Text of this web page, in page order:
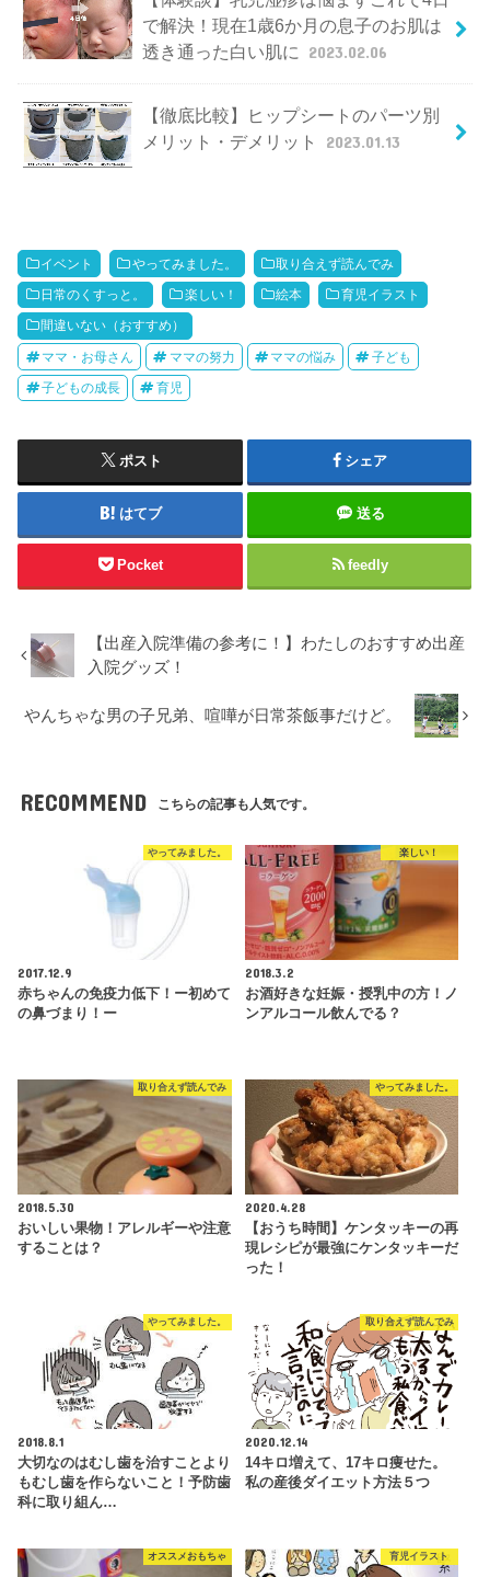
で解決！現在1歳6か月の息子のお肌は
透き通った白い肌に
2023.02.06
【徹底比較】ヒップシートのパーツ別
メリット・デメリット
2023.01.13
イベント やってみました。 取り合えず読んでみ
日常のくすっと。 楽しい！ 絵本 育児イラスト
間違いない（おすすめ）
ママ・お母さん ママの努力 ママの悩み 子ども
子どもの成長 育児
ポスト シェア
はてブ 送る
Pocket feedly
【出産入院準備の参考に！】わたしのおすすめ出産
入院グッズ！
やんちゃな男の子兄弟、喧嘩が日常茶飯事だけど。
RECOMMEND こちらの記事も人気です。
やってみました。
2017.12.9
赤ちゃんの免疫力低下！ー初めて
の鼻づまり！ー
楽しい！
2018.3.2
お酒好きな妊娠・授乳中の方！ノ
ンアルコール飲んでる？
取り合えず読んでみ
2018.5.30
おいしい果物！アレルギーや注意
することは？
やってみました。
2020.4.28
【おうち時間】ケンタッキーの再
現レシピが最強にケンタッキーだ
った！
やってみました。
2018.8.1
大切なのはむし歯を治すことより
もむし歯を作らないこと！予防歯
科に取り組ん…
取り合えず読んでみ
2020.12.14
14キロ増えて、17キロ痩せた。
私の産後ダイエット方法５つ
オススメおもちゃ 育児イラスト